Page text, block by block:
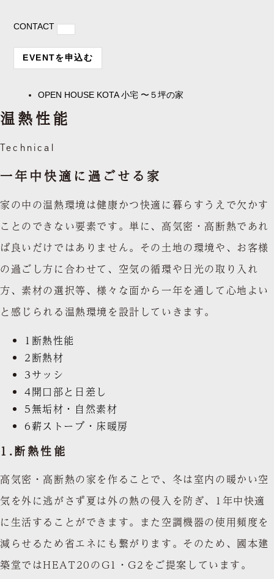
CONTACT
EVENTを申込む
OPEN HOUSE KOTA 小宅 〜５坪の家
温熱性能
Technical
一年中快適に過ごせる家
家の中の温熱環境は健康かつ快適に暮らすうえで欠かす
ことのできない要素です。単に、高気密・高断熱であれ
ば良いだけではありません。その土地の環境や、お客様
の過ごし方に合わせて、空気の循環や日光の取り入れ
方、素材の選択等、様々な面から一年を通して心地よい
と感じられる温熱環境を設計していきます。
1 断熱性能
2断熱材
3サッシ
4開口部と日差し
5無垢材・自然素材
6薪ストーブ・床暖房
1.断熱性能
高気密・高断熱の家を作ることで、冬は室内の暖かい空
気を外に逃がさず夏は外の熱の侵入を防ぎ、1年中快適
に生活することができます。また空調機器の使用頻度を
減らせるため省エネにも繋がります。そのため、國本建
築堂ではHEAT20のG1・G2をご提案しています。